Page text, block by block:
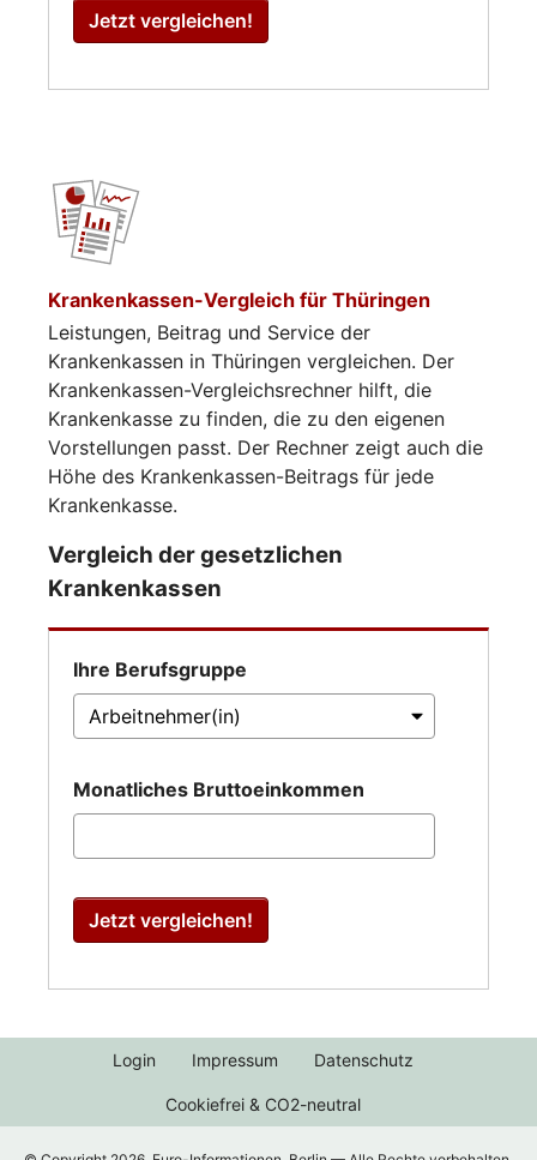
Jetzt vergleichen!
Krankenkassen-Vergleich für Thüringen
Leistungen, Beitrag und Service der
Krankenkassen in Thüringen vergleichen. Der
Krankenkassen-Vergleichsrechner hilft, die
Krankenkasse zu finden, die zu den eigenen
Vorstellungen passt. Der Rechner zeigt auch die
Höhe des Krankenkassen-Beitrags für jede
Krankenkasse.
Vergleich der gesetzlichen
Krankenkassen
Ihre Berufsgruppe
Monatliches Bruttoeinkommen
Jetzt vergleichen!
Login Impressum Datenschutz
Cookiefrei & CO2-neutral